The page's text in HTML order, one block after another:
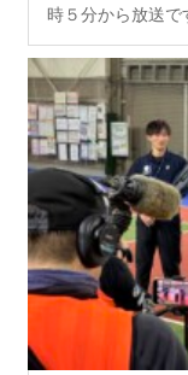
時５分から放送で